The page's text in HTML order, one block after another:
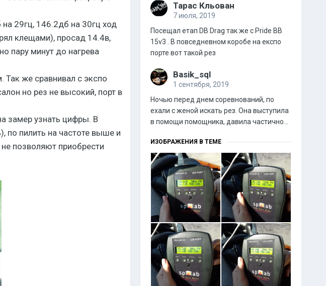
29гц, 146.2дб на 30г ц ход
клещами), просад 14.4в,
пару минут до нагрева
же сравнивал с эксп о
но рез не высокий, порт в
замер узнать цифры. В
по пилить на частоте выше и
позволяют приобрести
Тарас Кльован
7 июля, 2019
Посещал етап DB Drag так же с Pride BB
15v3 . В повседневном коробе на експо
порте вот такой рез
Basik_sql
1 сентября, 2019
Ночью перед днем соревнований, по
ехали с женой искать рез. Она выступила
в помощи помощника, давила частично...
ИЗОБРАЖЕНИЯ В ТЕМЕ